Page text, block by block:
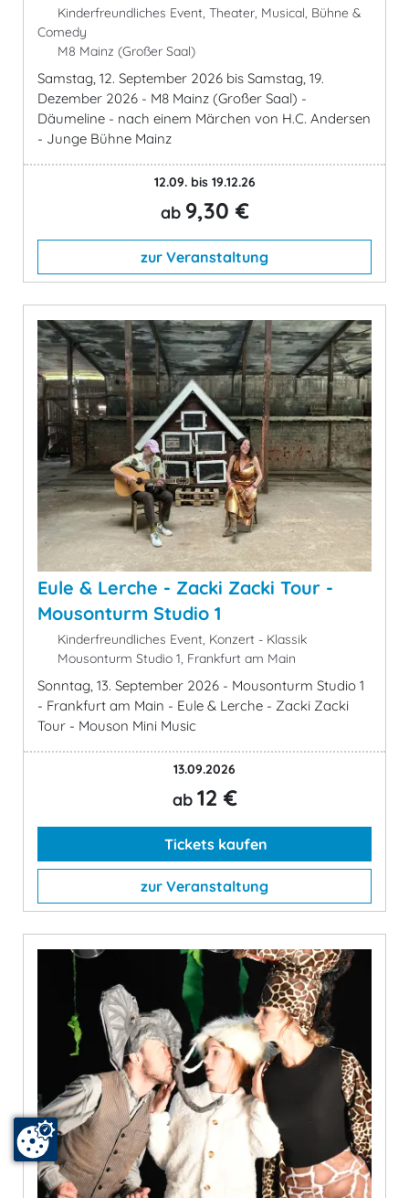
Kinderfreundliches Event, Theater, Musical, Bühne &
Comedy
M8 Mainz (Großer Saal)
Samstag, 12. September 2026 bis Samstag, 19.
Dezember 2026 - M8 Mainz (Großer Saal) -
Däumeline - nach einem Märchen von H.C. Andersen
- Junge Bühne Mainz
12.09. bis 19.12.26
ab 9,30 €
zur Veranstaltung
Eule & Lerche - Zacki Zacki Tour -
Mousonturm Studio 1
Kinderfreundliches Event, Konzert - Klassik
Mousonturm Studio 1, Frankfurt am Main
Sonntag, 13. September 2026 - Mousonturm Studio 1
- Frankfurt am Main - Eule & Lerche - Zacki Zacki
Tour - Mouson Mini Music
13.09.2026
ab 12 €
Tickets kaufen
zur Veranstaltung